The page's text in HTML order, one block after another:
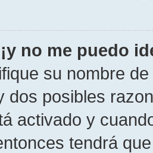
no me puedo
su nombre
dos posibles
activado y
tendrá